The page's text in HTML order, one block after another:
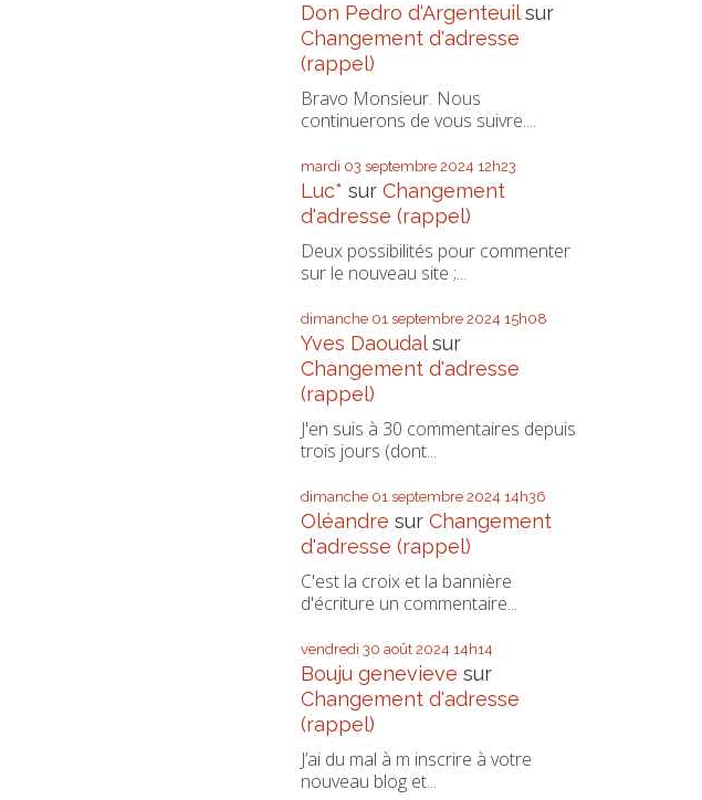
Don Pedro d‘Argenteuilsur
Changement d'adresse
(rappel)
Bravo Monsieur. Nous
continuerons de vous suivre....
mardi 03 septembre 2024 12h23
Luc* sur Changement
d'adresse (rappel)
Deux possibilités pour commenter
sur le nouveau site ;...
dimanche 01 septembre 2024 15h08
Yves Daoudalsur
Changement d'adresse
(rappel)
J'en suis à 30 commentaires depuis
trois jours (dont...
dimanche 01 septembre 2024 14h36
Oléandre sur Changement
d'adresse (rappel)
C'est la croix et la bannière
d'écriture un commentaire...
vendredi 30 août 2024 14h14
Bouju genevieve sur
Changement d'adresse
(rappel)
J’ai du mal à m inscrire à votre
nouveau blog et...